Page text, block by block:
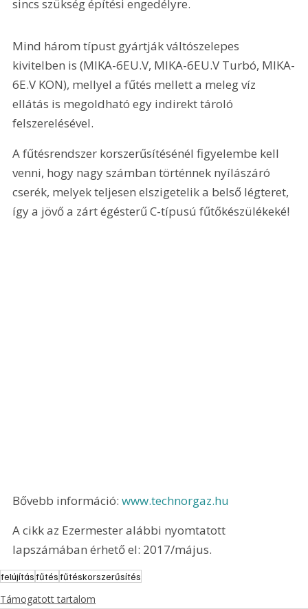
sincs szükség építési engedélyre.
Mind három típust gyártják váltószelepes
kivitelben is (MIKA-6EU.V, MIKA-6EU.V Turbó, MIKA-
6E.V KON), mellyel a fűtés mellett a meleg víz
ellátás is megoldható egy indirekt tároló
felszerelésével.
A fűtésrendszer korszerűsítésénél figyelembe kell
venni, hogy nagy számban történnek nyílászáró
cserék, melyek teljesen elszigetelik a belső légteret,
így a jövő a zárt égésterű C-típusú fűtőkészülékeké!
Bővebb információ: www.technorgaz.hu
A cikk az Ezermester alábbi nyomtatott
lapszámában érhető el: 2017/május.
felújításfűtésfűtéskorszerűsítés
Támogatott tartalom